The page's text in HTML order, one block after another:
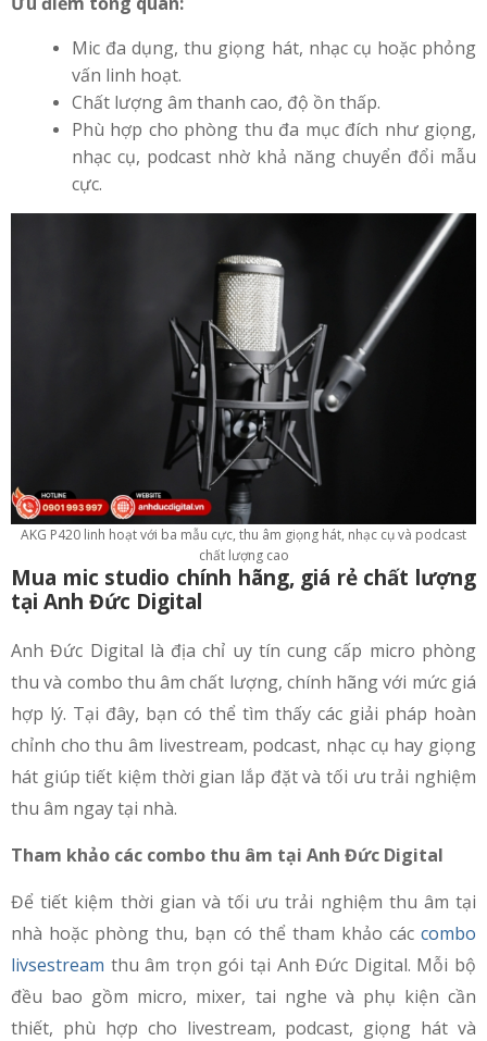
Mic đa dụng, thu giọng hát, nhạc cụ hoặc phỏng
vấn linh hoạt.
Chất lượng âm thanh cao, độ ồn thấp.
Phù hợp cho phòng thu đa mục đích như giọng,
nhạc cụ, podcast nhờ khả năng chuyển đổi mẫu
cực.
AKG P420 linh hoạt với ba mẫu cực, thu âm giọng hát, nhạc cụ và podcast
chất lượng cao
Mua mic studio chính hãng, giá rẻ chất lượng
tại Anh Đức Digital
Anh Đức Digital là địa chỉ uy tín cung cấp micro phòng
thu và combo thu âm chất lượng, chính hãng với mức giá
hợp lý. Tại đây, bạn có thể tìm thấy các giải pháp hoàn
chỉnh cho thu âm livestream, podcast, nhạc cụ hay giọng
hát giúp tiết kiệm thời gian lắp đặt và tối ưu trải nghiệm
thu âm ngay tại nhà.
Tham khảo các combo thu âm tại Anh Đức Digital
Để tiết kiệm thời gian và tối ưu trải nghiệm thu âm tại
nhà hoặc phòng thu, bạn có thể tham khảo các combo
livsestream thu âm trọn gói tại Anh Đức Digital. Mỗi bộ
đều bao gồm micro, mixer, tai nghe và phụ kiện cần
thiết, phù hợp cho livestream, podcast, giọng hát và